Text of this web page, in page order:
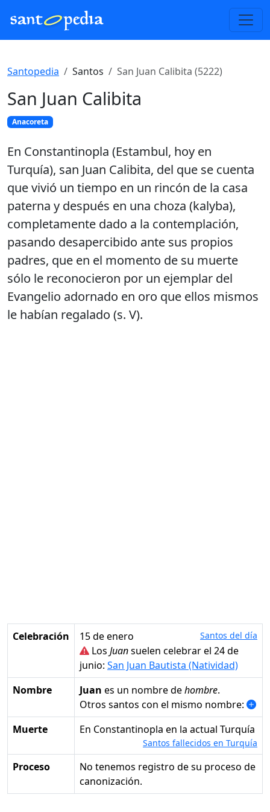
Santopedia Santos San Juan Calibita (5222)
San Juan Calibita
Anacoreta
En Constantinopla (Estambul, hoy en
Turquía), san Juan Calibita, del que se cuenta
que vivió un tiempo en un rincón de la casa
paterna y después en una choza (kalyba),
completamente dado a la contemplación,
pasando desapercibido ante sus propios
padres, que en el momento de su muerte
sólo le reconocieron por un ejemplar del
Evangelio adornado en oro que ellos mismos
le habían regalado (s. V).
Celebración 15 de enero Santos del día
Los Juansuelen celebrar el 24 de
junio: San Juan Bautista (Natividad)
Nombre
Juan es un nombre dehombre.
Otros santos con el mismo nombre:
Muerte
en Constantinopla en la actual Turquía
Santos fallecidos en Turquía
Proceso
No tenemos registro de su proceso de
canonización.